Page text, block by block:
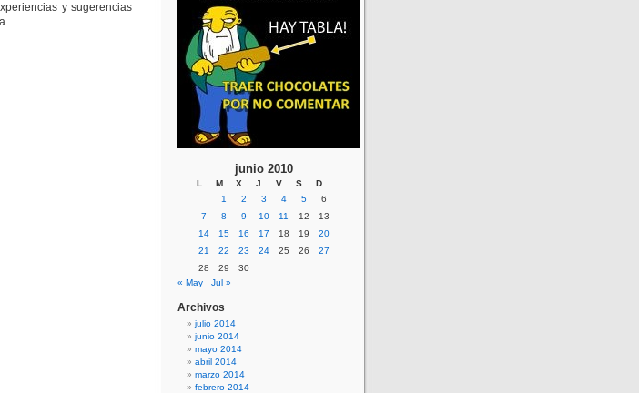
y sugerencias
junio 2010
L M X J V S
D
1
2 3 4 5
6
7
8 9 10 11 12
13
14
15 16 17 18 19
20
21
22 23 24 25 26
27
28
29
30
« May
Jul »
Archivos
julio 2014
junio 2014
mayo 2014
abril 2014
marzo 2014
febrero 2014